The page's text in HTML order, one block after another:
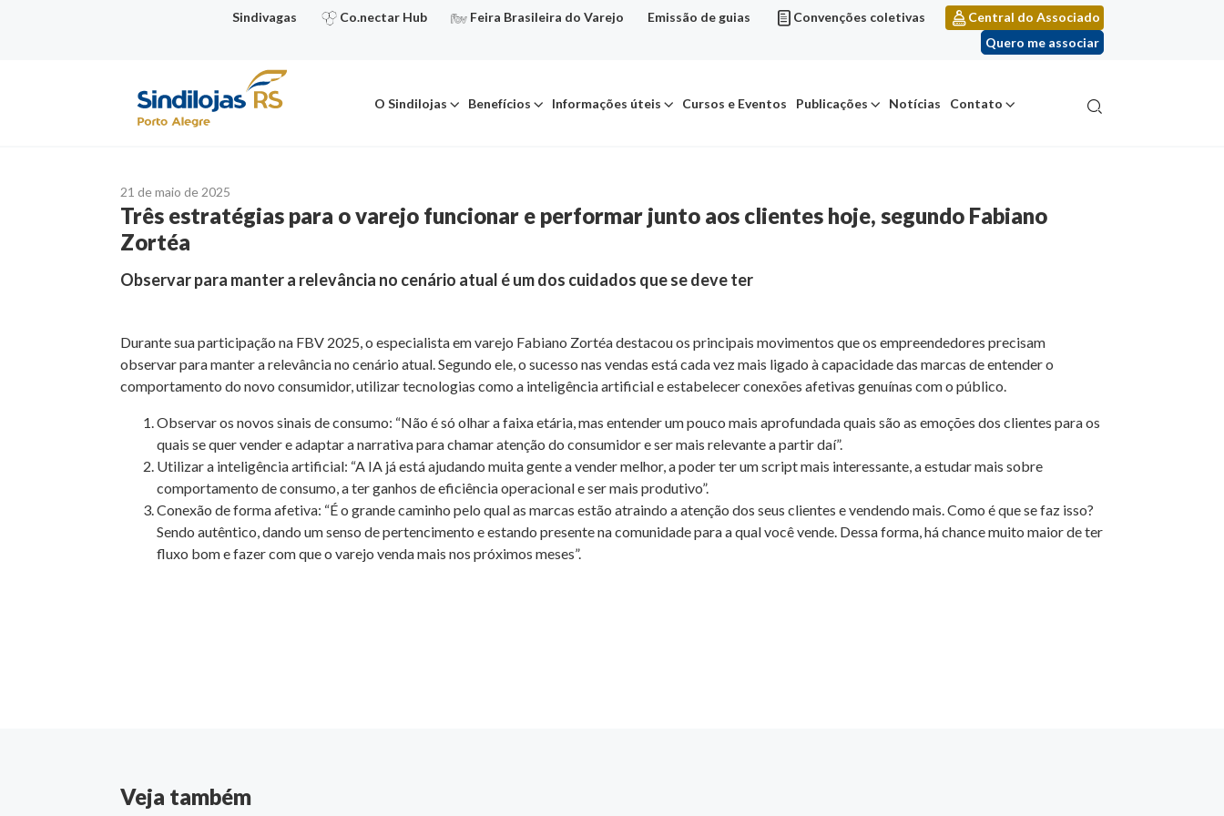
Sindivagas Co.nectar Hub Feira Brasileira do Varejo Emissão de guias Convenções coletivas
Central do Associado
Quero me associar
O Sindilojas Benefícios Informações úteis Cursos e Eventos Publicações Notícias Contato
21 de maio de 2025
Três estratégias para o varejo funcionar e performar junto aos clientes hoje, segundo Fabiano
Zortéa
Observar para manter a relevância no cenário atual é um dos cuidados que se deve ter
Durante sua participação na FBV 2025, o especialista em varejo Fabiano Zortéa destacou os principais movimentos que os empreendedores precisam
observar para manter a relevância no cenário atual. Segundo ele, o sucesso nas vendas está cada vez mais ligado à capacidade das marcas de entender o
comportamento do novo consumidor, utilizar tecnologias como a inteligência artificial e estabelecer conexões afetivas genuínas com o público.
Observar os novos sinais de consumo: “Não é só olhar a faixa etária, mas entender um pouco mais aprofundada quais são as emoções dos clientes para os
quais se quer vender e adaptar a narrativa para chamar atenção do consumidor e ser mais relevante a partir daí”.
Utilizar a inteligência artificial: “A IA já está ajudando muita gente a vender melhor, a poder ter um script mais interessante, a estudar mais sobre
comportamento de consumo, a ter ganhos de eficiência operacional e ser mais produtivo”.
Conexão de forma afetiva: “É o grande caminho pelo qual as marcas estão atraindo a atenção dos seus clientes e vendendo mais. Como é que se faz isso?
Sendo autêntico, dando um senso de pertencimento e estando presente na comunidade para a qual você vende. Dessa forma, há chance muito maior de ter
fluxo bom e fazer com que o varejo venda mais nos próximos meses”.
Veja também